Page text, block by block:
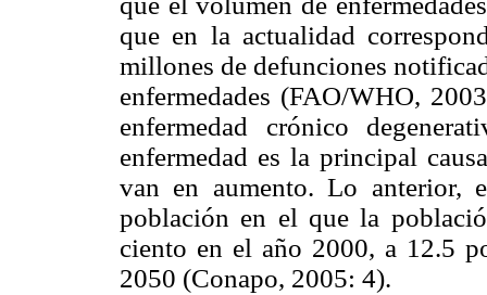
que en la actualidad
millones de defunciones
enfermedades (FAO/WHO,
enfermedad crónico
enfermedad es la principal
van en aumento. Lo anterior,
población en el que la
ciento en el año 2000, a 12.5
2050 (Conapo, 2005: 4).